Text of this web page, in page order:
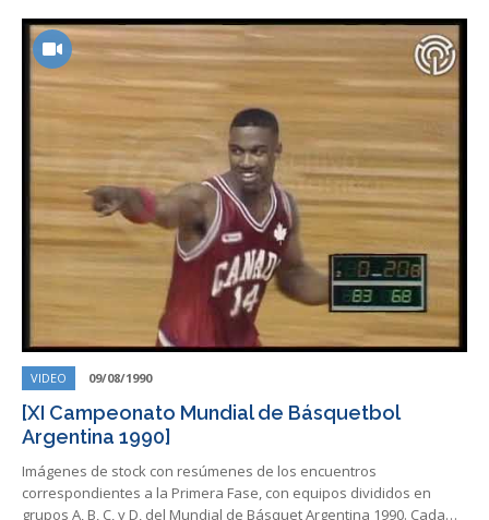
VIDEO 09/08/1990
[XI Campeonato Mundial de Básquetbol
Argentina 1990]
Imágenes de stock con resúmenes de los encuentros
correspondientes a la Primera Fase, con equipos divididos en
grupos A, B, C, y D, del Mundial de Básquet Argentina 1990. Cada…